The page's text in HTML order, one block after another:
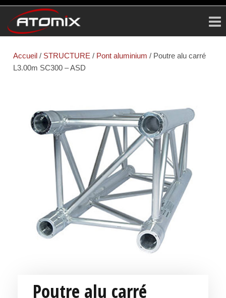
Accueil / STRUCTURE / Pont aluminium / Poutre alu carré
L3.00m SC300 – ASD
Poutre alu carré